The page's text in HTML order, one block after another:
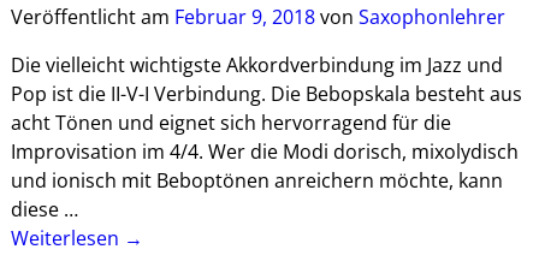
Veröffentlicht am Februar 9, 2018von Saxophonlehrer
Die vielleicht wichtigste Akkordverbindung im Jazz und
Pop ist die II-V-I Verbindung. Die Bebopskala besteht aus
acht Tönen und eignet sich hervorragend für die
Improvisation im 4/4. Wer die Modi dorisch, mixolydisch
und ionisch mit Beboptönen anreichern möchte, kann
diese …
Weiterlesen →